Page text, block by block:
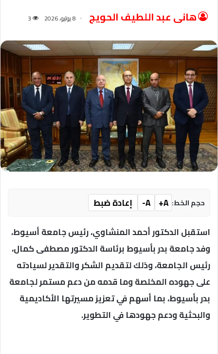
هانى عبد اللطيف الحويج 8 يوليو، 2026 3
حجم الخط: A+
A-
إعادة ضبط
استقبل الدكتور أحمد المنشاوي، رئيس جامعة أسيوط،
وفد جامعة بدر بأسيوط برئاسة الدكتور مصطفى كمال،
رئيس الجامعة، وذلك لتقديم الشكر والتقدير لسيادته
على جهوده المخلصة وما قدمه من دعم مستمر لجامعة
بدر بأسيوط، بما أسهم في تعزيز مسيرتها الأكاديمية
والبحثية ودعم جهودها في التطوير.